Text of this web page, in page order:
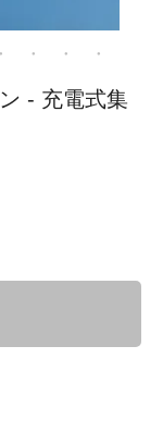
- 充電式集